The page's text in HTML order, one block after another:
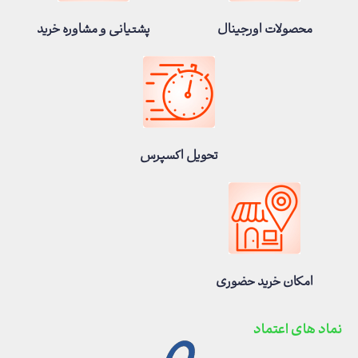
محصولات اورجینال پشتیانی و مشاوره خرید
تحویل اکسپرس
امکان خرید حضوری
نماد های اعتماد